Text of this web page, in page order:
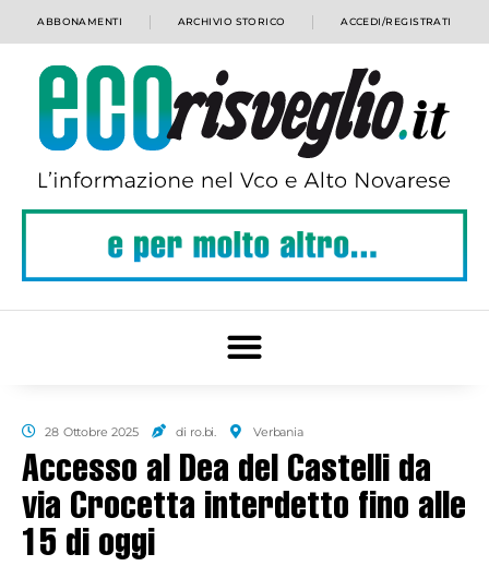
ABBONAMENTI ARCHIVIO STORICO ACCEDI/REGISTRATI
28 Ottobre 2025 di ro.bi. Verbania
Accesso al Dea del Castelli da
via Crocetta interdetto fino alle
15 di oggi